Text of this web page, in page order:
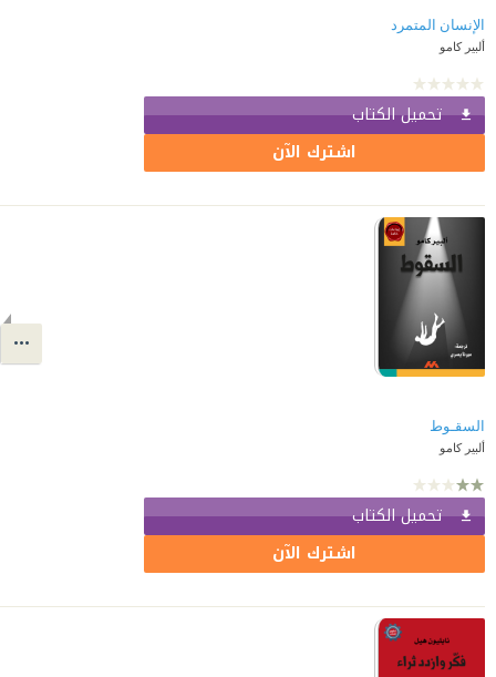
الإنسان المتمرد
ألبير كامو
تحميل الكتاب
اشترك الآن
السقـوط
ألبير كامو
تحميل الكتاب
اشترك الآن